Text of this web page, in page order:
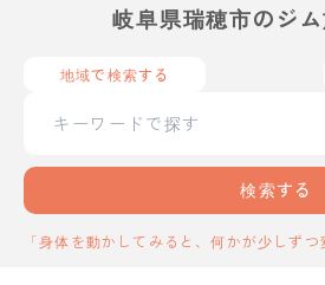
岐阜県瑞穂市のジ
地域で検索する
検索する
「身体を動かしてみると、何かが少しずつ